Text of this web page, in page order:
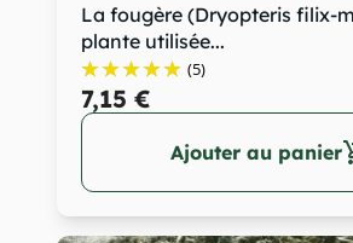
La fougère (Dryopteris filix-
plante utilisée...
(5)
7,15 €
Ajouter au panier